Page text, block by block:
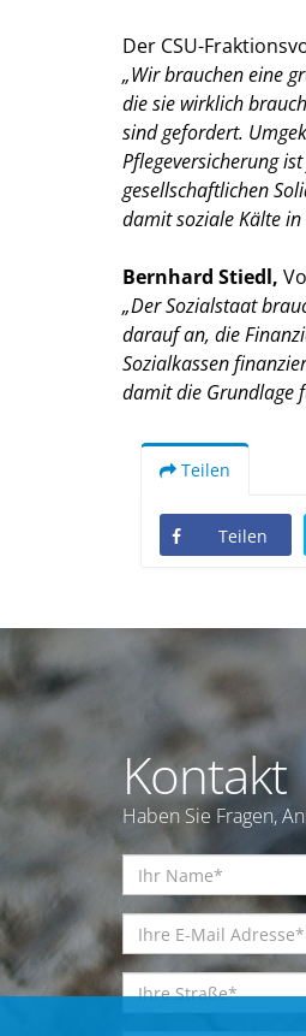
Der CSU-
Wir brauchen eine
die sie wirklich
sind gefordert.
Pflegeversicherung
gesellschaftlichen
damit soziale Kälte
Bernhard Stiedl,
Der Sozialstaat
darauf an, die
Sozialkassen
damit die Grundlage
Teilen
Teilen
Kontakt
Haben Sie Fragen,